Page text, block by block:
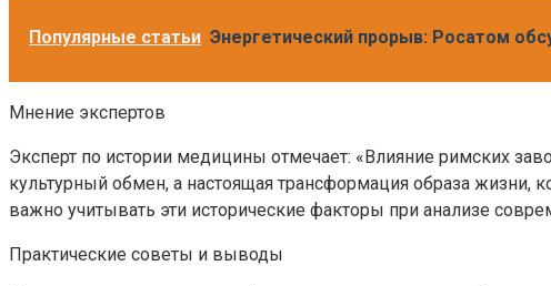
Популярные статьи Энергетический прорыв: Росатом
Мнение экспертов
Эксперт по истории медицины отмечает: «Влияние римских
культурный обмен, а настоящая трансформация образа жизни,
важно учитывать эти исторические факторы при анализе
Практические советы и выводы